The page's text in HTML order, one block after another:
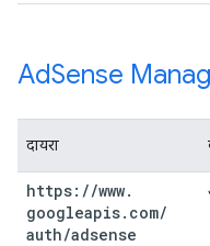
AdSense
दायरा
https: //www.
googleapis. com/
auth/adsense